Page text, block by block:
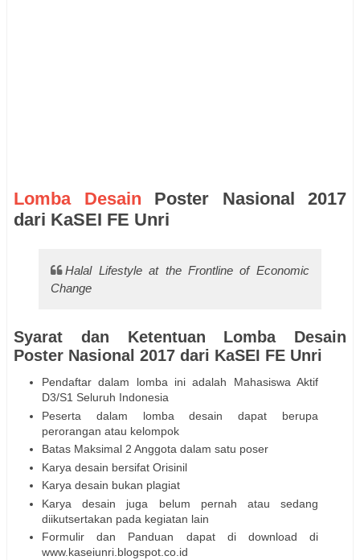
Lomba Desain Poster Nasional 2017
dari KaSEI FE Unri
Halal Lifestyle at the Frontline of Economic
Change
Syarat dan Ketentuan Lomba Desain
Poster Nasional 2017 dari KaSEI FE Unri
Pendaftar dalam lomba ini adalah Mahasiswa Aktif
D3/S1 Seluruh Indonesia
Peserta dalam lomba desain dapat berupa
perorangan atau kelompok
Batas Maksimal 2 Anggota dalam satu poser
Karya desain bersifat Orisinil
Karya desain bukan plagiat
Karya desain juga belum pernah atau sedang
diikutsertakan pada kegiatan lain
Formulir dan Panduan dapat di download di
www.kaseiunri.blogspot.co.id